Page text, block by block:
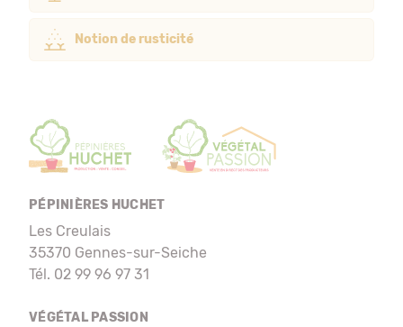
Notion de rusticité
PÉPINIÈRES HUCHET
Les Creulais
35370 Gennes-sur-Seiche
Tél. 02 99 96 97 31
VÉGÉTAL PASSION